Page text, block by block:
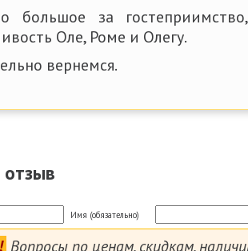
большое за
Оле, Роме и Олегу.
вернемся.
отзыв
Имя (обязательно)
Вопросы по ценам, скидкам,